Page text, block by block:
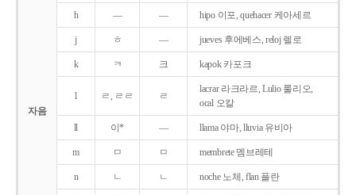
자음
h ― ― hipo 이포, quehacer 케아세르
j ㅎ ― jueves 후에베스, reloj 렐로
k ㅋ 크 kapok 카포크
l ㄹ, ㄹㄹ ㄹ
lacrar 라크라르, Lulio 룰리오,
ocal 오칼
ll 이* ― llama 야마, lluvia 유비아
m ㅁ ㅁ membrete 멤브레테
n ㄴ ㄴ noche 노체, flan 플란